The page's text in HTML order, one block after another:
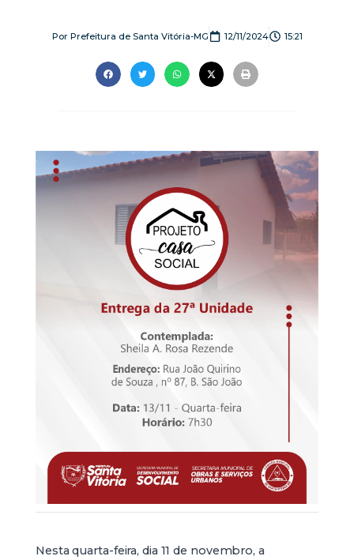
PorPrefeitura de Santa Vitória-MG 12/11/2024 15:21
Nesta quarta-feira, dia 11 de novembro, a